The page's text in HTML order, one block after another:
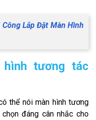
Lắp Đặt Màn Hình
hình tương tác
thể nói màn hình tương
đáng cân nhắc cho